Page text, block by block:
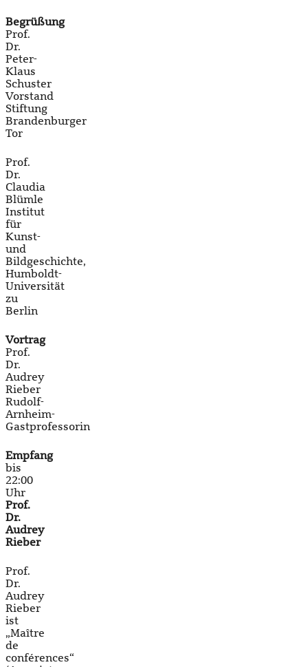
Begrüßung
Prof.
Dr.
Peter-
Klaus
Schuster
Vorstand
Stiftung
Brandenburger
Tor
Prof.
Dr.
Claudia
Blümle
Institut
für
Kunst-
und
Bildgeschichte,
Humboldt-
Universität
zu
Berlin
Vortrag
Prof.
Dr.
Audrey
Rieber
Rudolf-
Arnheim-
Gastprofessorin
Empfang
bis
22:00
Uhr
Prof.
Dr.
Audrey
Rieber
Prof.
Dr.
Audrey
Rieber
ist
„Maître
de
conférences“